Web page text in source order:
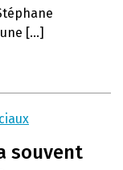
[...]
souvent